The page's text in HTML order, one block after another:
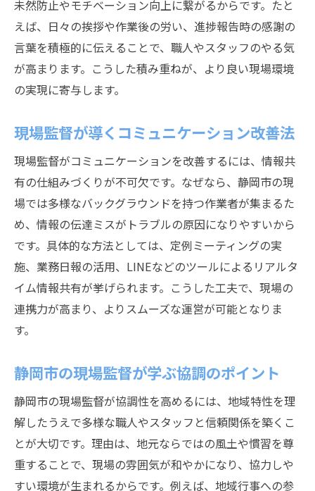
未然防止やモチベーション向上に繋がるからです。たと
えば、日々の挨拶や作業後の労い、進捗報告時の感謝の
言葉を積極的に伝えることで、職人やスタッフのやる気
が高まります。こうした積み重ねが、より良い現場環境
の実現に寄与します。
現場監督が導くコミュニケーション改善法
現場監督がコミュニケーションを改善するには、情報共
有の仕組みづくりが不可欠です。なぜなら、静岡市の現
場では多様なバックグラウンドを持つ作業者が集まるた
め、情報の伝達ミスがトラブルの原因になりやすいから
です。具体的な方法としては、定例ミーティングの実
施、業務日報の活用、LINEなどのツールによるリアルタ
イム情報共有が挙げられます。こうした工夫で、現場の
連携力が高まり、よりスムーズな運営が可能となりま
す。
静岡市の現場監督が学ぶ協調のポイント
静岡市の現場監督が協調性を高めるには、地域特性を理
解したうえで多様な職人やスタッフと信頼関係を築くこ
とが大切です。理由は、地元ならではの風土や慣習を尊
重することで、現場の雰囲気が和やかになり、協力しや
すい環境が生まれるからです。例えば、地域行事への参